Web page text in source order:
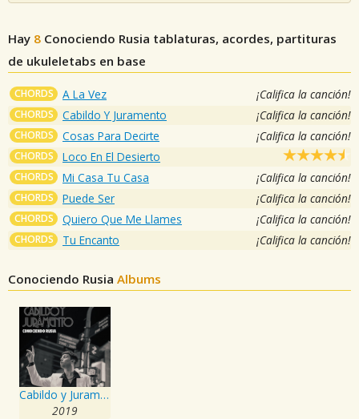
Hay 8 Conociendo Rusia tablaturas, acordes, partituras
de ukuleletabs en base
CHORDS A La Vez ¡Califica la canción!
CHORDS Cabildo Y Juramento ¡Califica la canción!
CHORDS Cosas Para Decirte ¡Califica la canción!
CHORDS Loco En El Desierto
CHORDS Mi Casa Tu Casa ¡Califica la canción!
CHORDS Puede Ser ¡Califica la canción!
CHORDS Quiero Que Me Llames ¡Califica la canción!
CHORDS Tu Encanto ¡Califica la canción!
Conociendo Rusia Albums
Cabildo y Juramento
2019